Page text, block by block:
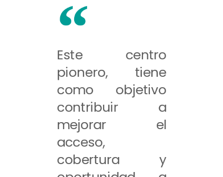
Este centro
pionero, tiene
como objetivo
contribuir a
mejorar el
acceso,
cobertura y